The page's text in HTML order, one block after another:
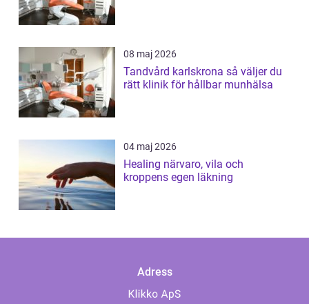
08 maj 2026
Tandvård karlskrona så väljer du
rätt klinik för hållbar munhälsa
04 maj 2026
Healing närvaro, vila och
kroppens egen läkning
Adress